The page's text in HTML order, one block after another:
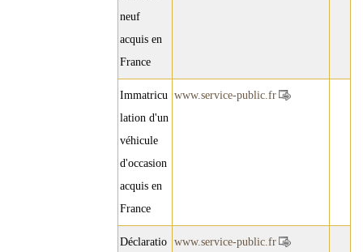
neuf
acquis en
France
Immatricu
lation d'un
véhicule
d'occasion
acquis en
France
www.service-public.fr
Déclaratio www.service-public.fr